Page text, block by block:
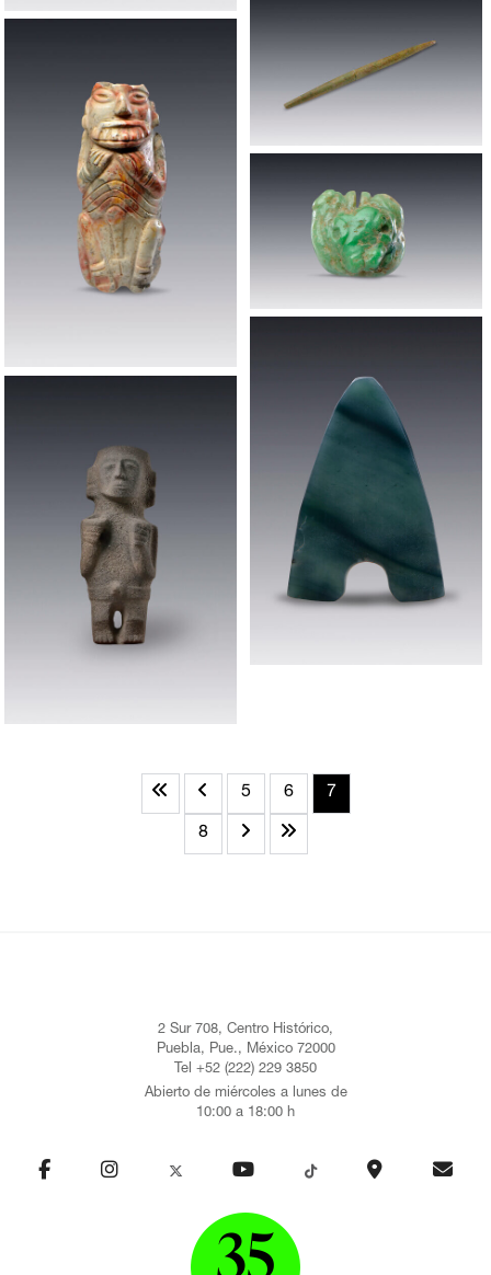
5 6 7
8
2 Sur 708, Centro Histórico,
Puebla, Pue., México 72000
Tel +52 (222) 229 3850
Abierto de miércoles a lunes de
10:00 a 18:00 h